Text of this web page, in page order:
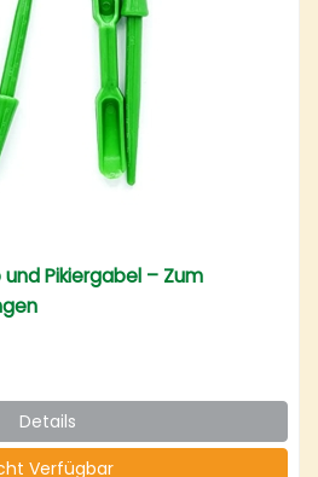
Pikiergabel – Zum
Details
Verfügbar